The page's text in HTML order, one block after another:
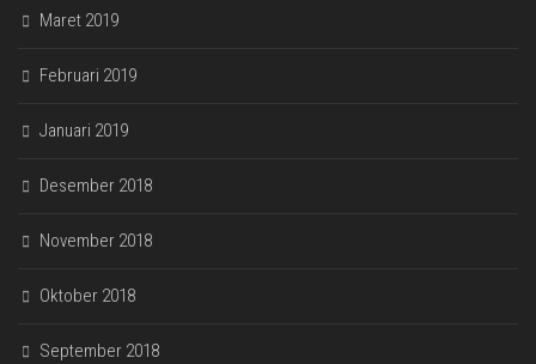
Maret 2019
Februari 2019
Januari 2019
Desember 2018
November 2018
Oktober 2018
September 2018